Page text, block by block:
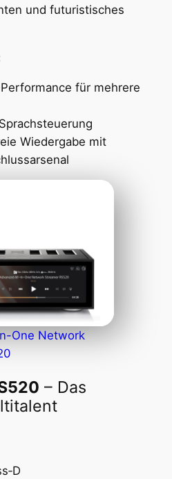
und futuristisches
für mehrere
Wiedergabe mit
One Network
– Das